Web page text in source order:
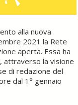
alla nuova
2021 la Rete
aperta. Essa ha
la visione
di redazione del
dal 1° gennaio